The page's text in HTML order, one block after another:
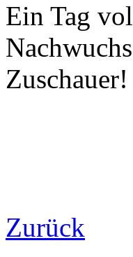
Ein Tag
Zuschauer!
Zurück